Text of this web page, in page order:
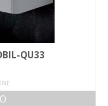
QU33